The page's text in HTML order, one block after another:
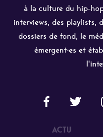
à la culture du hip-
interviews, des playlists,
dossiers de fond, le
émergent·es et
ACTU